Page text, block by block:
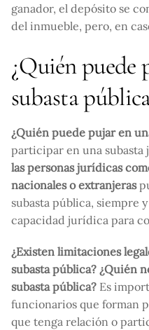
ganador, el depósito se
del inmueble, pero, en
¿Quién
subasta
¿Quién puede pujar en
participar en una
las personas jurídicas
nacionales o extranjeras
subasta pública, siempre
capacidad jurídica para
¿Existen limitaciones
subasta pública? ¿Quién
subasta pública? Es
funcionarios que forman
que tenga relación o